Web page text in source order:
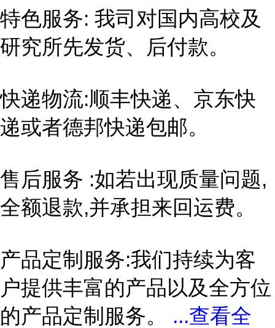
特色服务: 我司对国内高校及
研究所先发货、后付款。
快递物流:顺丰快递、京东快
递或者德邦快递包邮。
售后服务 :如若出现质量问题,
全额退款,并承担来回运费。
产品定制服务:我们持续为客
户提供丰富的产品以及全方位
的产品定制服务。 ...查看全